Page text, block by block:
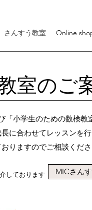
さんすう教室 Online
室のご
「小学生のための数検教
に合わせてレッスンを
りますのでご相談くだ
しております MICさん